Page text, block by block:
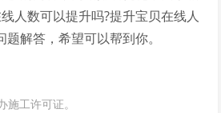
人数可以提升吗?提升宝贝在线人
解答，希望可以帮到你。
工许可证。